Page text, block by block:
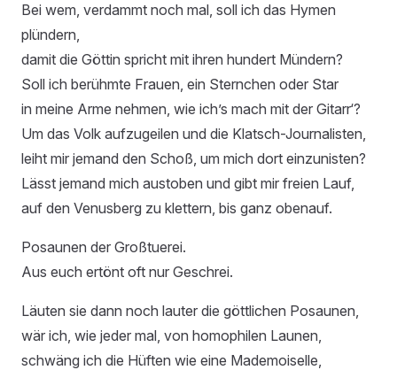
Bei wem, verdammt noch mal, soll ich das Hymen
plündern,
damit die Göttin spricht mit ihren hundert Mündern?
Soll ich berühmte Frauen, ein Sternchen oder Star
in meine Arme nehmen, wie ich’s mach mit der Gitarr‘?
Um das Volk aufzugeilen und die Klatsch-Journalisten,
leiht mir jemand den Schoß, um mich dort einzunisten?
Lässt jemand mich austoben und gibt mir freien Lauf,
auf den Venusberg zu klettern, bis ganz obenauf.
Posaunen der Großtuerei.
Aus euch ertönt oft nur Geschrei.
Läuten sie dann noch lauter die göttlichen Posaunen,
wär ich, wie jeder mal, von homophilen Launen,
schwäng ich die Hüften wie eine Mademoiselle,